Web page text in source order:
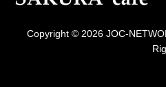
Copyright © 2026 JOC-